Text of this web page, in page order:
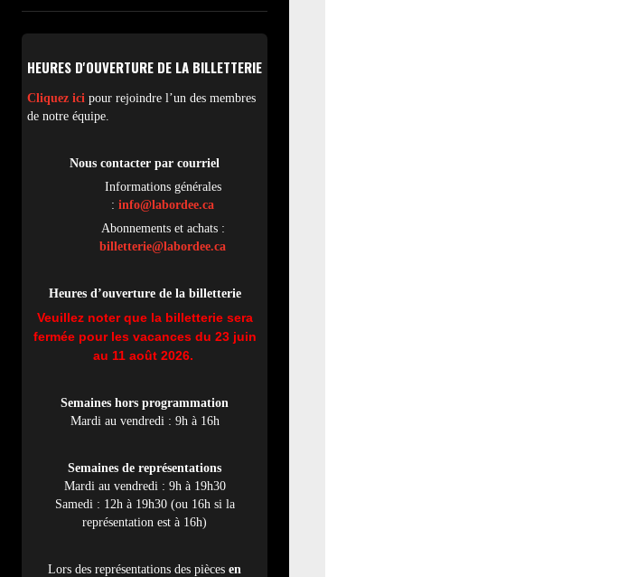
HEURES D'OUVERTURE DE LA BILLETTERIE
Cliquez ici pour rejoindre l’un des membres
de notre équipe.
Nous contacter par courriel
Informations générales
: info@labordee.ca
Abonnements et achats :
billetterie@labordee.ca
Heures d’ouverture de la billetterie
Veuillez noter que la billetterie sera
fermée pour les vacances du 23 juin
au 11 août 2026.
Semaines hors programmation
Mardi au vendredi : 9h à 16h
Semaines de représentations
Mardi au vendredi : 9h à 19h30
Samedi : 12h à 19h30 (ou 16h si la
représentation est à 16h)
Lors des représentations des pièces en